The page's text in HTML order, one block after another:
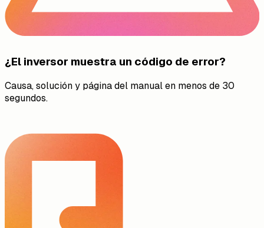
¿El inversor muestra un código de error?
Causa, solución y página del manual en menos de 30
segundos.